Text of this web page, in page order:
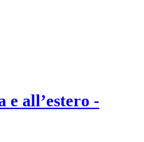
e all’estero -